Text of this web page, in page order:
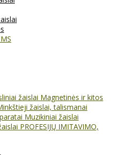
žaislai Magnetinės ir kitos
žaislai, talismanai
Muzikiniai žaislai
PROFESIJŲ IMITAVIMO,